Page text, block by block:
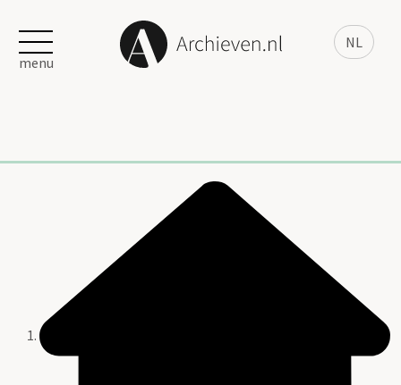
NL
menu